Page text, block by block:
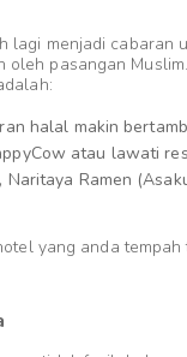
lagi menjadi cabaran
oleh pasangan Muslim.
halal makin
atau lawati
Naritaya Ramen
yang anda